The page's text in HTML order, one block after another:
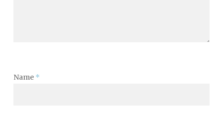
Name *